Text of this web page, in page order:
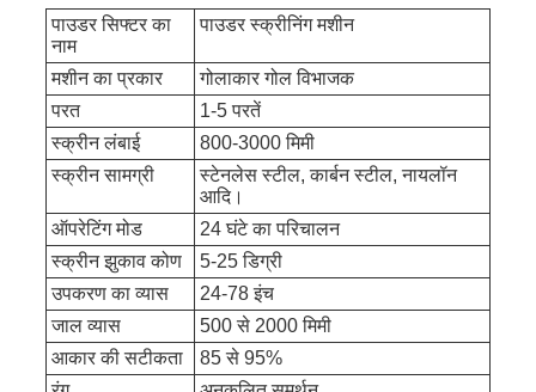
पाउडर सिफ्टर का
नाम
पाउडर स्क्रीनिंग मशीन
मशीन का प्रकार
गोलाकार गोल विभाजक
परत
1-5 परतें
स्क्रीन लंबाई
800-3000 मिमी
स्क्रीन सामग्री
स्टेनलेस स्टील, कार्बन स्टील, नायलॉन
आदि।
ऑपरेटिंग मोड
24 घंटे का परिचालन
स्क्रीन झुकाव कोण
5-25 डिग्री
उपकरण का व्यास
24-78 इंच
जाल व्यास
500 से 2000 मिमी
आकार की सटीकता
85 से 95%